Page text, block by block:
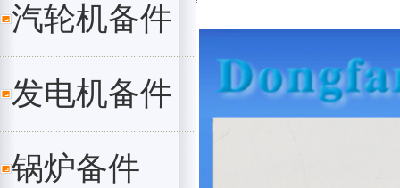
汽轮机备件
发电机备件
锅炉备件